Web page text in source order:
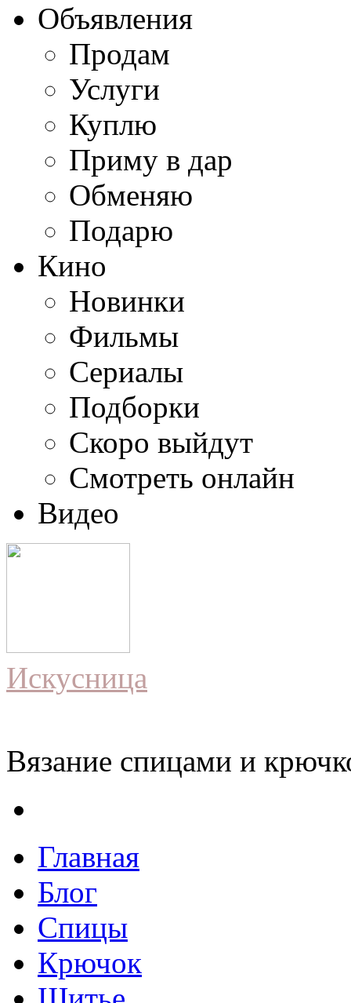
Объявления
Продам
Услуги
Куплю
Приму в дар
Обменяю
Подарю
Кино
Новинки
Фильмы
Сериалы
Подборки
Скоро выйдут
Смотреть онлайн
Видео
Искусница
Вязание спицами и
Главная
Блог
Спицы
Крючок